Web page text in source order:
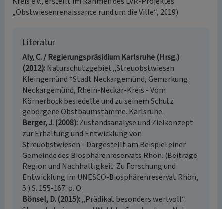
„Obstwiesenrenaissance rund um die Ville“, 2019)
Literatur
Aly, C. / Regierungspräsidium Karlsruhe (Hrsg.)
(2012) Naturschutzgebiet „Streuobstwiesen
Kleingemünd “Stadt Neckargemünd, Gemarkung
Neckargemünd, Rhein-Neckar-Kreis - Vom
Körnerbock besiedelte und zu seinem Schutz
geborgene Obstbaumstämme. Karlsruhe.
Berger, J. (2008) Zustandsanalyse und Zielkonzept
zur Erhaltung und Entwicklung von
Streuobstwiesen - Dargestellt am Beispiel einer
Gemeinde des Biosphärenreservats Rhön. (Beiträge
Region und Nachhaltigkeit: Zu Forschung und
Entwicklung im UNESCO-Biosphärenreservat Rhön,
5.) S. 155-167. o. O.
Bönsel, D. (2015) „Prädikat besonders wertvoll“: